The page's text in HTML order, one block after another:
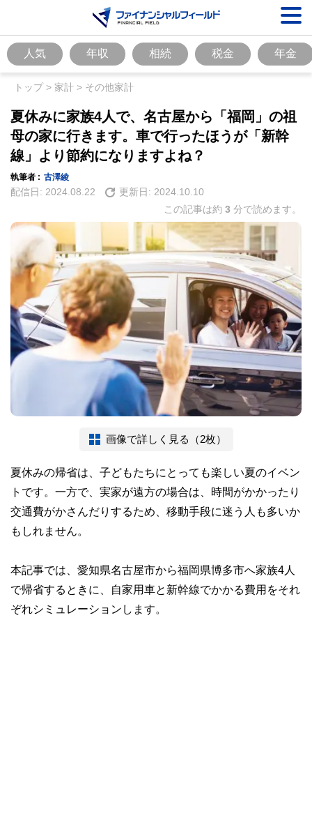
人気 年収 相続 税金 年金
トップ> 家計 > その他家計
夏休みに家族4人で、名古屋から「福岡」の祖
母の家に行きます。車で行ったほうが「新幹
線」より節約になりますよね？
執筆者 : 古澤綾
配信日: 2024.08.22 更新日: 2024.10.10
この記事は約 3 分で読めます。
画像で詳しく見る（2枚）
夏休みの帰省は、子どもたちにとっても楽しい夏のイベン
トです。一方で、実家が遠方の場合は、時間がかかったり
交通費がかさんだりするため、移動手段に迷う人も多いか
もしれません。
本記事では、愛知県名古屋市から福岡県博多市へ家族4人
で帰省するときに、自家用車と新幹線でかかる費用をそれ
ぞれシミュレーションします。